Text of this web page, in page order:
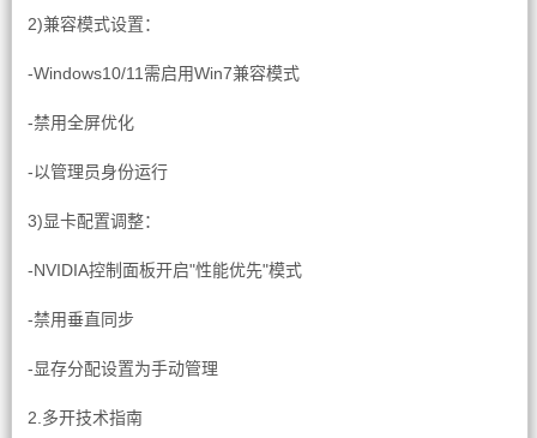
2)兼容模式设置：
-Windows10/11需启用Win7兼容模式
-禁用全屏优化
-以管理员身份运行
3)显卡配置调整：
-NVIDIA控制面板开启"性能优先"模式
-禁用垂直同步
-显存分配设置为手动管理
2.多开技术指南